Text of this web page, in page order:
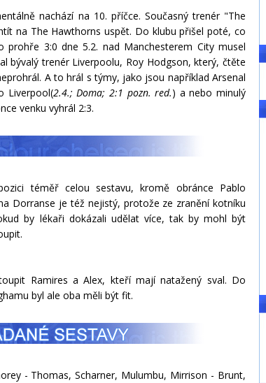
nachází na 10. příčce. Současný trenér "The
na The Hawthorns uspět. Do klubu přišel poté, co
3:0 dne 5.2. nad Manchesterem City musel
bývalý trenér Liverpoolu, Roy Hodgson, který, čtěte
A to hrál s týmy, jako jsou například Arsenal
Liverpool(2.4.; Doma; 2:1 pozn. red.) a nebo minulý
venku vyhrál 2:3.
téměř celou sestavu, kromě obránce Pablo
Dorranse je též nejistý, protože ze zranění kotníku
by lékaři dokázali udělat více, tak by mohl být
Ramires a Alex, kteří mají natažený sval. Do
byl ale oba měli být fit.
- Thomas, Scharner, Mulumbu, Mirrison - Brunt,